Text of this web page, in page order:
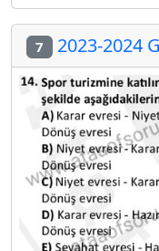
7 2023-2024